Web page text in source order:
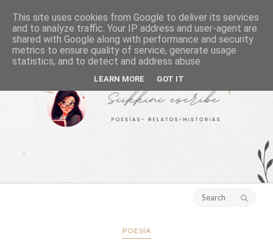
POESÍA
This site uses cookies from Google to deliver its services
and to analyze traffic. Your IP address and user-agent are
shared with Google along with performance and security
metrics to ensure quality of service, generate usage
statistics, and to detect and address abuse.
LEARN MORE GOT IT